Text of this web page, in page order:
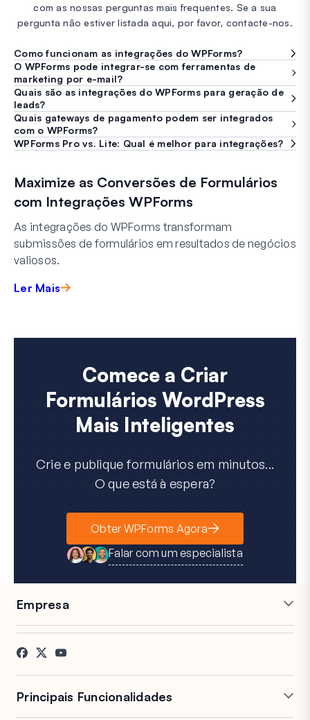
com as nossas perguntas mais frequentes. Se a sua
pergunta não estiver listada aqui, por favor, contacte-nos.
Como funcionam as integrações do WPForms?
O WPForms pode integrar-se com ferramentas de
marketing por e-mail?
Quais são as integrações do WPForms para geração de
leads?
Quais gateways de pagamento podem ser integrados
com o WPForms?
WPForms Pro vs. Lite: Qual é melhor para integrações?
Maximize as Conversões de Formulários
com Integrações WPForms
As integrações do WPForms transformam
submissões de formulários em resultados de negócios
valiosos.
Ler Mais
Comece a Criar
Formulários WordPress
Mais Inteligentes
Crie e publique formulários em minutos...
O que está à espera?
Obter WPForms Agora
Falar com um especialista
Empresa
Carreiras
Testemunhos
Afiliados
Principais Funcionalidades